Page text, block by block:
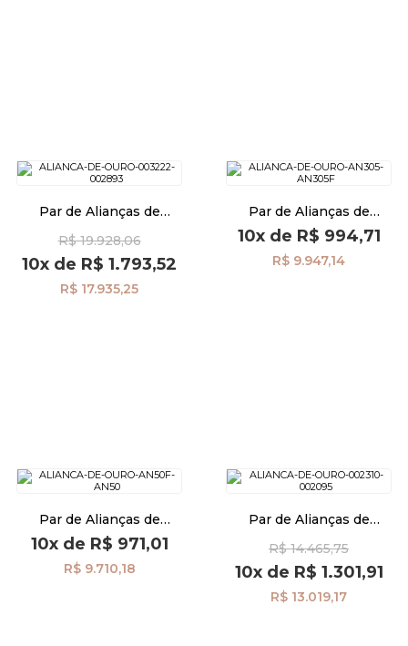
Par de Alianças de
Anatômica Friso al40026d10
R$ 19.928,06
10x de R$ 1.793,52
R$ 17.935,25
Par de Alianças de
Casamento Ouro 18K
Anatômica 3,0mm al40022
10xde R$ 994,71
R$ 9.947,14
Par de Alianças de
Casamento Ouro 18K 5,0mm
Diamante al40020d1
10xde R$ 971,01
R$ 9.710,18
Par de Alianças de
Anatômica 5,0mm Friso
al40013
R$ 14.465,75
10xde R$ 1.301,91
R$ 13.019,17